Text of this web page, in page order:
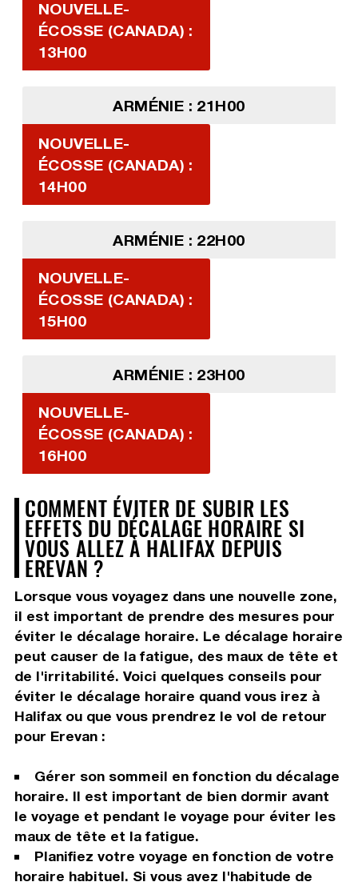
NOUVELLE-
ÉCOSSE (CANADA) :
13H00
ARMÉNIE : 21H00
NOUVELLE-
ÉCOSSE (CANADA) :
14H00
ARMÉNIE : 22H00
NOUVELLE-
ÉCOSSE (CANADA) :
15H00
ARMÉNIE : 23H00
NOUVELLE-
ÉCOSSE (CANADA) :
16H00
COMMENT ÉVITER DE SUBIR LES
EFFETS DU DÉCALAGE HORAIRE SI
VOUS ALLEZ À HALIFAX DEPUIS
EREVAN ?
Lorsque vous voyagez dans une nouvelle zone,
il est important de prendre des mesures pour
éviter le décalage horaire. Le décalage horaire
peut causer de la fatigue, des maux de tête et
de l'irritabilité. Voici quelques conseils pour
éviter le décalage horaire quand vous irez à
Halifax ou que vous prendrez le vol de retour
pour Erevan :
Gérer son sommeil en fonction du décalage
horaire. Il est important de bien dormir avant
le voyage et pendant le voyage pour éviter les
maux de tête et la fatigue.
Planifiez votre voyage en fonction de votre
horaire habituel. Si vous avez l'habitude de